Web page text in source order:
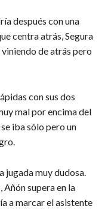
después con una
centra atrás, Segura
de atrás pero
con sus dos
mal por encima del
iba sólo pero un
jugada muy dudosa.
Añón supera en la
a marcar el asistente